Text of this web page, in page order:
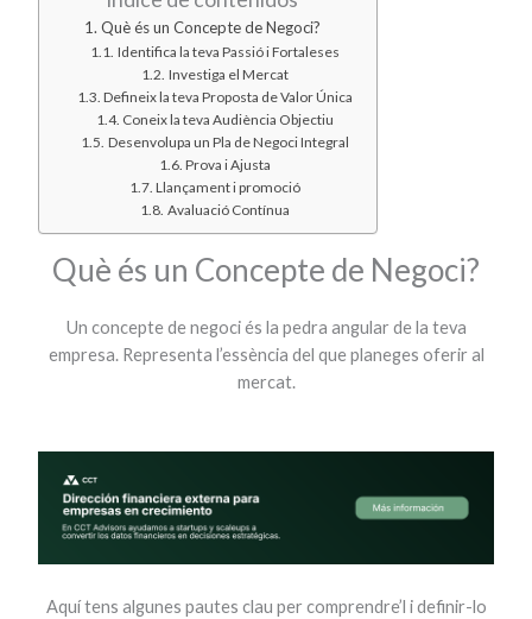
Què és un Concepte de Negoci?
Identifica la teva Passió i Fortaleses
Investiga el Mercat
Defineix la teva Proposta de Valor Única
Coneix la teva Audiència Objectiu
Desenvolupa un Pla de Negoci Integral
Prova i Ajusta
Llançament i promoció
Avaluació Contínua
Què és un Concepte de Negoci?
Un concepte de negoci és la pedra angular de la teva
empresa. Representa l’essència del que planeges oferir al
mercat.
Aquí tens algunes pautes clau per comprendre’l i definir-lo